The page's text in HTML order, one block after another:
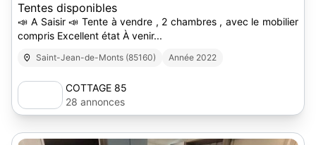
Tentes disponibles
📣 A Saisir 📣 Tente à vendre , 2 chambres , avec le mobilier
compris Excellent état À venir...
Saint-Jean-de-Monts (85160) Année 2022
COTTAGE 85
28 annonces